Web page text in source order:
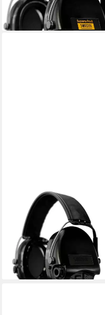
289,00 €
lieferbar - in 6-7 Werktagen bei dir
Kapselgehörschutz Sordin
Supreme Pro
Gehörschutz,aktiv,Gel,Leder-
Band & schwarze Kapseln
279,00 €
lieferbar - in 6-7 Werktagen bei dir